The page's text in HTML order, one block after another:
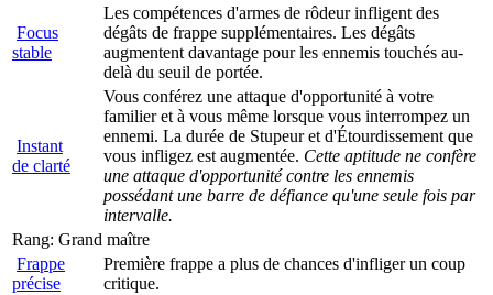
Focus
stable
Les compétences d'armes de rôdeur infligent des
dégâts de frappe supplémentaires. Les dégâts
augmentent davantage pour les ennemis touchés au-
delà du seuil de portée.
Instant
de clarté
Vous conférez une attaque d'opportunité à votre
familier et à vous même lorsque vous interrompez un
ennemi. La durée de Stupeur et d'Étourdissement que
vous infligez est augmentée. Cette aptitude ne confère
une attaque d'opportunité contre les ennemis
possédant une barre de défiance qu'une seule fois par
intervalle.
Rang: Grand maître
Frappe
précise
Première frappe a plus de chances d'infliger un coup
critique.